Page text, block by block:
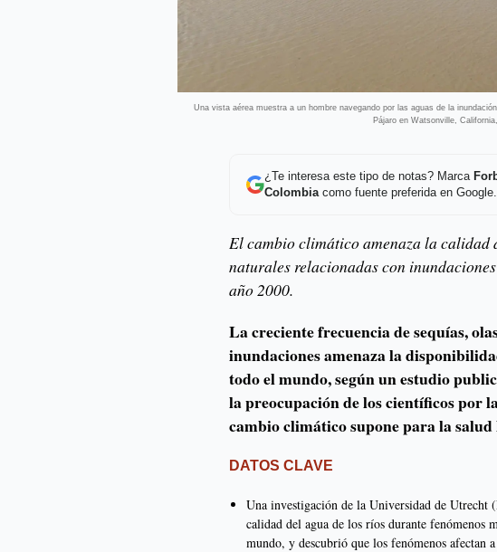
Una vista aérea muestra a un hombre navegando por las aguas de la
Pájaro en Watsonville,
¿Te interesa este tipo de notas? Marca
Colombiacomo fuente preferida en Google.
El cambio climático amenaza la calidad
naturales relacionadas con
año 2000.
La creciente frecuencia de sequías,
inundaciones amenaza la
todo el mundo, según un estudio
la preocupación de los científicos por
cambio climático supone para la
DATOS CLAVE
Una investigación de la Universidad de Utrecht
calidad del agua de los ríos durante fenómenos
mundo, y descubrió que los fenómenos afectan